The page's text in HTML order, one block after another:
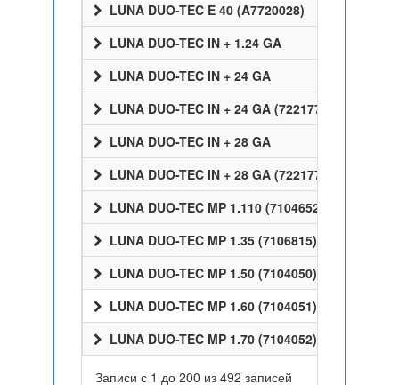
LUNA DUO-TEC E 40 (A7720028)
LUNA DUO-TEC IN + 1.24 GA
LUNA DUO-TEC IN + 24 GA
LUNA DUO-TEC IN + 24 GA (7221770)
LUNA DUO-TEC IN + 28 GA
LUNA DUO-TEC IN + 28 GA (7221772)
LUNA DUO-TEC MP 1.110 (7104652)
LUNA DUO-TEC MP 1.35 (7106815)
LUNA DUO-TEC MP 1.50 (7104050)
LUNA DUO-TEC MP 1.60 (7104051)
LUNA DUO-TEC MP 1.70 (7104052)
Записи с 1 до 200 из 492 записей